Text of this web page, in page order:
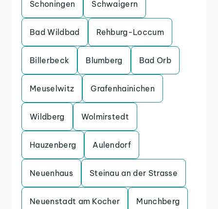
Schoningen Schwaigern
Bad Wildbad Rehburg-Loccum
Billerbeck Blumberg Bad Orb
Meuselwitz Grafenhainichen
Wildberg Wolmirstedt
Hauzenberg Aulendorf
Neuenhaus Steinau an der Strasse
Neuenstadt am Kocher Munchberg